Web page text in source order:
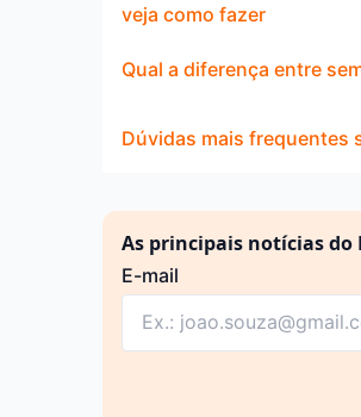
veja como fazer
Qual a diferença entre
Dúvidas mais frequentes
As principais notícias do
E-mail